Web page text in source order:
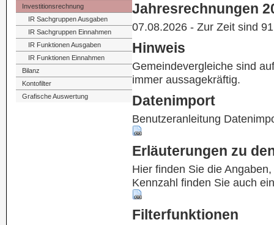
Investitionsrechnung
IR Sachgruppen Ausgaben
IR Sachgruppen Einnahmen
IR Funktionen Ausgaben
IR Funktionen Einnahmen
Bilanz
Kontofilter
Grafische Auswertung
Jahresrechnungen
07.08.2026 - Zur Zeit sind
Hinweis
Gemeindevergleiche sind
immer aussagekräftig.
Datenimport
Benutzeranleitung
Erläuterungen zu
Hier finden Sie die
Kennzahl finden Sie auch
Filterfunktionen